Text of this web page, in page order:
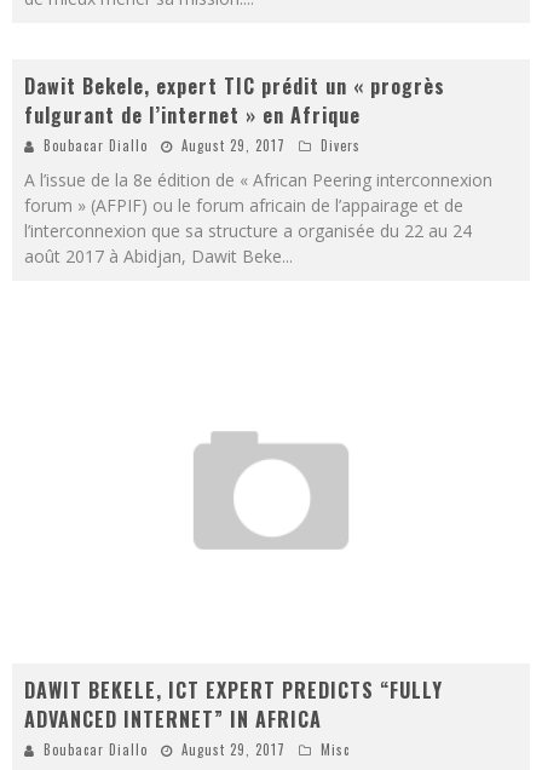
Dawit Bekele, expert TIC prédit un « progrès
fulgurant de l’internet » en Afrique
Boubacar Diallo August 29, 2017 Divers
A l’issue de la 8e édition de « African Peering interconnexion
forum » (AFPIF) ou le forum africain de l’appairage et de
l’interconnexion que sa structure a organisée du 22 au 24
août 2017 à Abidjan, Dawit Beke...
DAWIT BEKELE, ICT EXPERT PREDICTS “FULLY
ADVANCED INTERNET” IN AFRICA
Boubacar Diallo August 29, 2017 Misc